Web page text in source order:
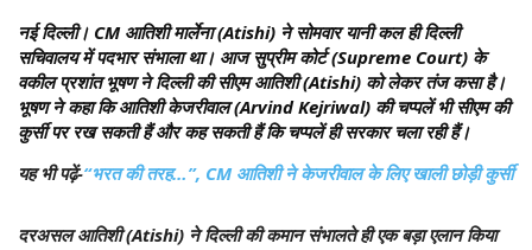
नई दिल्ली। CM आतिशी मार्लेना (Atishi) ने सोमवार यानी कल ही दिल्ली
सचिवालय में पदभार संभाला था। आज सुप्रीम कोर्ट (Supreme Court) के
वकील प्रशांत भूषण ने दिल्ली की सीएम आतिशी (Atishi) को लेकर तंज कसा है।
भूषण ने कहा कि आतिशी केजरीवाल (Arvind Kejriwal) की चप्पलें भी सीएम की
कुर्सी पर रख सकती हैं और कह सकती हैं कि चप्पलें ही सरकार चला रही हैं।
यह भी पढ़ें-“भरत की तरह…”, CM आतिशी ने केजरीवाल के लिए खाली छोड़ी कुर्सी
दरअसल आतिशी (Atishi) ने दिल्ली की कमान संभालते ही एक बड़ा एलान किया